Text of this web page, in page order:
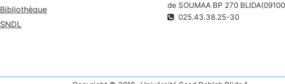
Bibliothèque
SNDL
de SOUMAA BP 270
025.43.38.25-30